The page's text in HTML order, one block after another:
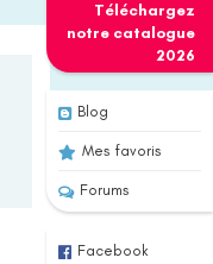
Téléchargez
notre catalogue
2026
Blog
Mes favoris
Forums
Facebook